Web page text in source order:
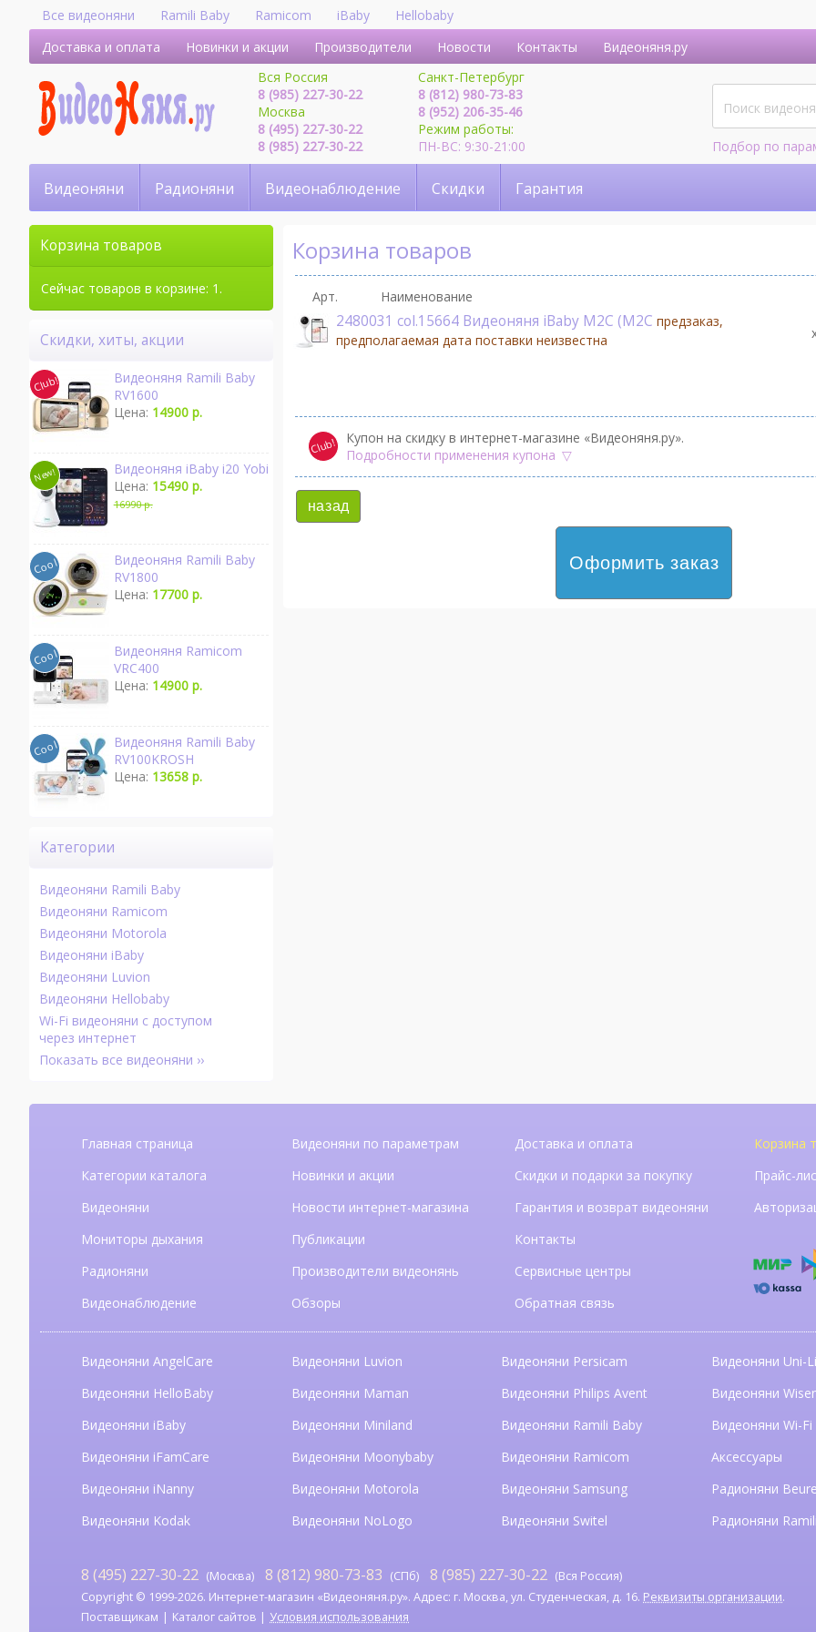
Все видеоняни Ramili Baby Ramicom iBaby
Hellobaby
Доставка и оплата
Новинки и акции Производители Новости Контакты
Видеоняня.ру
Вся Россия
8 (985) 227-30-22
Москва
8 (495) 227-30-22
8 (985) 227-30-22
Санкт-Петербург
8 (812) 980-73-83
8 (952) 206-35-46
Режим работы:
ПН-ВС: 9:30-21:00
Подбор по
Видеоняни Радионяни Видеонаблюдение Скидки Гарантия
Корзина товаров
Арт. Наименование
2480031 col.15664 Видеоняня iBaby M2C (M2Cпредзаказ,
предполагаемая дата поставки неизвестна
Купон на скидку в интернет-магазине «Видеоняня.ру».
Подробности применения купона
назад
Оформить заказ
Корзина товаров
Сейчас товаров в корзине: 1.
Скидки, хиты, акции
Видеоняня Ramili Baby
RV1600
Цена: 14900 р.
Видеоняня iBaby i20 Yobi
Цена: 15490 р.
16990 р.
Видеоняня Ramili Baby
RV1800
Цена: 17700 р.
Видеоняня Ramicom
VRC400
Цена: 14900 р.
Видеоняня Ramili Baby
RV100KROSH
Цена: 13658 р.
Категории
Видеоняни Ramili Baby
Видеоняни Ramicom
Видеоняни Motorola
Видеоняни iBaby
Видеоняни Luvion
Видеоняни Hellobaby
Wi-Fi видеоняни с доступом
через интернет
Показать все видеоняни ››
Главная страница
Категории каталога
Видеоняни
Мониторы дыхания
Радионяни
Видеонаблюдение
Видеоняни по параметрам
Новинки и акции
Новости интернет-магазина
Публикации
Производители видеонянь
Обзоры
Доставка и оплата
Скидки и подарки за покупку
Гарантия и возврат видеоняни
Контакты
Сервисные центры
Обратная связь
Корзина
Прайс-
Видеоняни AngelCare
Видеоняни HelloBaby
Видеоняни iBaby
Видеоняни iFamCare
Видеоняни iNanny
Видеоняни Kodak
Видеоняни Luvion
Видеоняни Maman
Видеоняни Miniland
Видеоняни Moonybaby
Видеоняни Motorola
Видеоняни NoLogo
Видеоняни Persicam
Видеоняни Philips Avent
Видеоняни Ramili Baby
Видеоняни Ramicom
Видеоняни Samsung
Видеоняни Switel
Видеоняни Uni-
Видеоняни
Видеоняни Wi-Fi
Аксессуары
Радионяни
Радионяни Ramili
8 (495) 227-30-22 (Москва) 8 (812) 980-73-83 (СПб) 8 (985) 227-30-22 (Вся Россия)
Copyright © 1999-2026. Интернет-магазин «Видеоняня.ру». Адрес: г. Москва, ул. Студенческая, д. 16. Реквизиты организации.
Поставщикам
Каталог сайтов Условия использования